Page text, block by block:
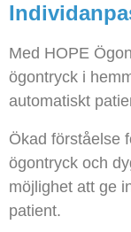
Med HOPE
ögontryck i
automatiskt
Ökad förståelse
ögontryck och
möjlighet att ge
patient.